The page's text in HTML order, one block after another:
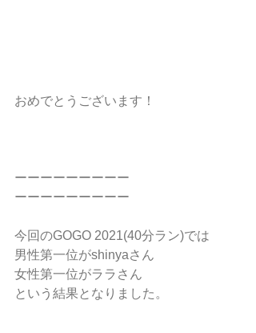
おめでとうございます！
ーーーーーーーーー
ーーーーーーーーー
今回のGOGO 2021(40分ラン)では
男性第一位がshinyaさん
女性第一位がララさん
という結果となりました。